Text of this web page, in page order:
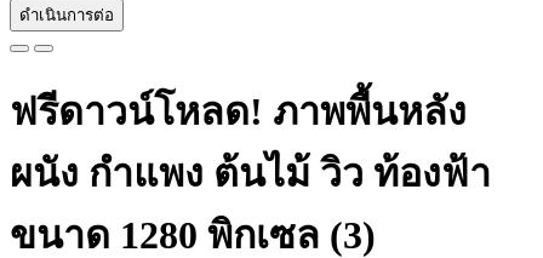
ดำเนินการต่อ
ฟรีดาวน์โหลด! ภาพพื้นหลัง
ผนัง กำแพง ต้นไม้ วิว ท้องฟ้า
ขนาด 1280 พิกเซล (3)